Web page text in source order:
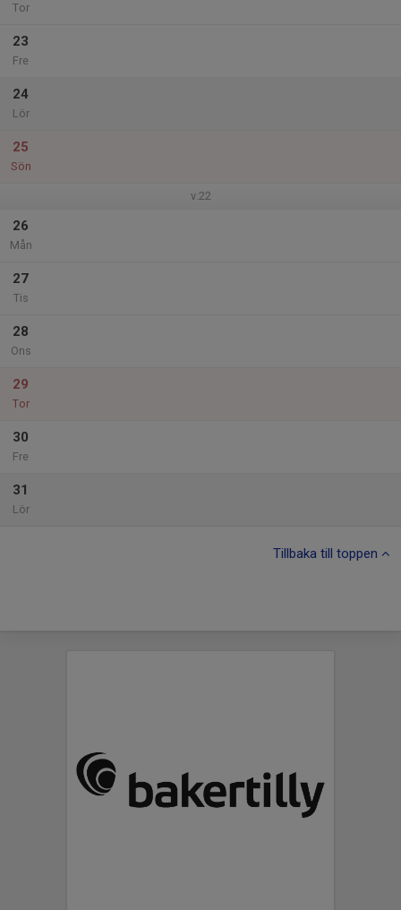
Tor
23
Fre
24
Lör
25
Sön
v.22
26
Mån
27
Tis
28
Ons
29
Tor
30
Fre
31
Lör
Tillbaka till toppen